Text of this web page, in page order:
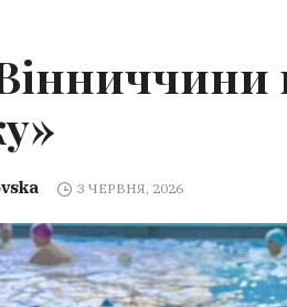
3 ЧЕРВНЯ, 2026